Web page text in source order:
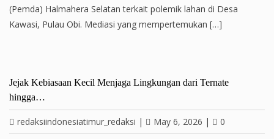
(Pemda) Halmahera Selatan terkait polemik lahan di Desa
Kawasi, Pulau Obi. Mediasi yang mempertemukan […]
Jejak Kebiasaan Kecil Menjaga Lingkungan dari Ternate
hingga…
redaksiindonesiatimur_redaksi | May 6, 2026 | 0